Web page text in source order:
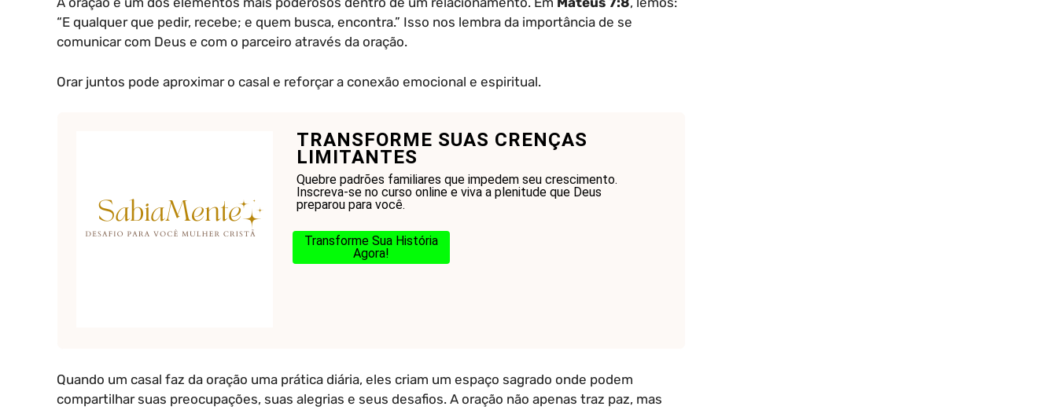
“E qualquer que pedir, recebe; e quem busca, encontra.” Isso nos lembra da importância de se
comunicar com Deus e com o parceiro através da oração.
Orar juntos pode aproximar o casal e reforçar a conexão emocional e espiritual.
TRANSFORME SUAS CRENÇAS
LIMITANTES
Quebre padrões familiares que impedem seu crescimento.
Inscreva-se no curso online e viva a plenitude que Deus
preparou para você.
Transforme Sua História
Agora!
Quando um casal faz da oração uma prática diária, eles criam um espaço sagrado onde podem
compartilhar suas preocupações, suas alegrias e seus desafios. A oração não apenas traz paz, mas